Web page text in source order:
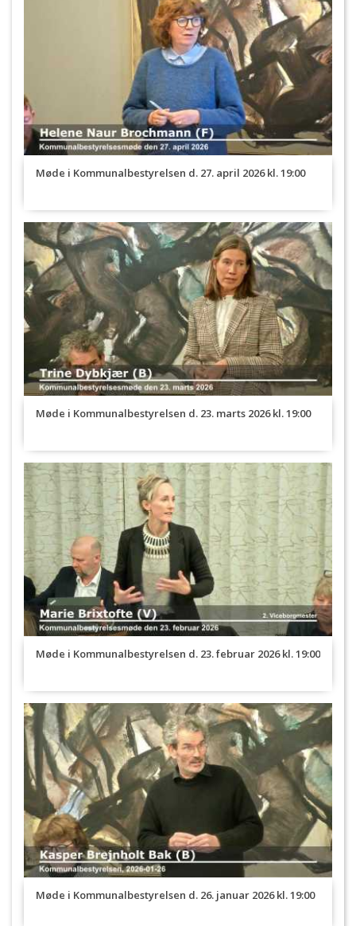
Møde i Kommunalbestyrelsen d. 27. april 2026 kl. 19:00
Møde i Kommunalbestyrelsen d. 23. marts 2026 kl. 19:00
Møde i Kommunalbestyrelsen d. 23. februar 2026 kl. 19:00
Møde i Kommunalbestyrelsen d. 26. januar 2026 kl. 19:00